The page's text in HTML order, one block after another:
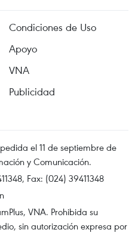
Condiciones de Uso
Apoyo
VNA
Publicidad
el 11 de septiembre de
y Comunicación.
Fax: (024) 39411348
VNA. Prohibida su
sin autorización expresa por